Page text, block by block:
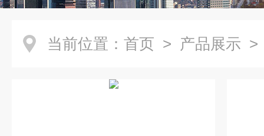
当前位置： 首页 > 产品展示